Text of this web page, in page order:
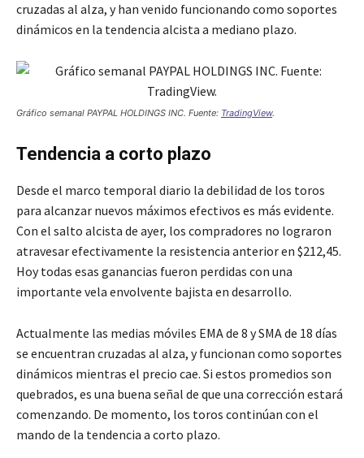
cruzadas al alza, y han venido funcionando como soportes
dinámicos en la tendencia alcista a mediano plazo.
Gráfico semanal PAYPAL HOLDINGS INC. Fuente: TradingView.
Tendencia a corto plazo
Desde el marco temporal diario la debilidad de los toros
para alcanzar nuevos máximos efectivos es más evidente.
Con el salto alcista de ayer, los compradores no lograron
atravesar efectivamente la resistencia anterior en $212,45.
Hoy todas esas ganancias fueron perdidas con una
importante vela envolvente bajista en desarrollo.
Actualmente las medias móviles EMA de 8 y SMA de 18 días
se encuentran cruzadas al alza, y funcionan como soportes
dinámicos mientras el precio cae. Si estos promedios son
quebrados, es una buena señal de que una corrección estará
comenzando. De momento, los toros continúan con el
mando de la tendencia a corto plazo.